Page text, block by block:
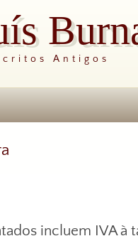
Antigos
incluem IVA à